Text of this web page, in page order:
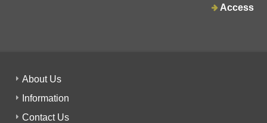
いています(^-^) ハード系のパンや、飲みにくい青汁に少し混ぜると美
味しい！
Access
About Us
Information
Contact Us